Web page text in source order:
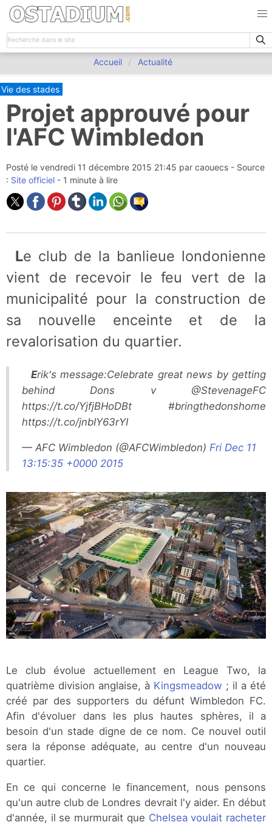
Accueil Actualité
Vie des stades
Projet approuvé pour
l'AFC Wimbledon
Posté le vendredi 11 décembre 2015 21:45 par caouecs - Source
: Site officiel - 1 minute à lire
Le club de la banlieue londonienne
vient de recevoir le feu vert de la
municipalité pour la construction de
sa nouvelle enceinte et de la
revalorisation du quartier.
Erik's message:Celebrate great news by getting
behind Dons v @StevenageFC
https://t.co/YjfjBHoDBt #bringthedonshome
https://t.co/jnbIY63rYI
— AFC Wimbledon (@AFCWimbledon) Fri Dec 11
13:15:35 +0000 2015
Le club évolue actuellement en League Two, la
quatrième division anglaise, à Kingsmeadow ; il a été
créé par des supporters du défunt Wimbledon FC.
Afin d'évoluer dans les plus hautes sphères, il a
besoin d'un stade digne de ce nom. Ce nouvel outil
sera la réponse adéquate, au centre d'un nouveau
quartier.
En ce qui concerne le financement, nous pensons
qu'un autre club de Londres devrait l'y aider. En début
d'année, il se murmurait que Chelsea voulait racheter